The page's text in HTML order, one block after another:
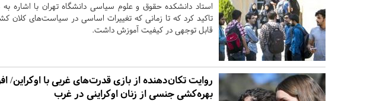
استاد دانشکده حقوق و علوم سیاسی دانشگاه تهران با اشاره
تاکید کرد که تا زمانی که تغییرات اساسی در سیاست‌های کلان
قابل توجهی در کیفیت آموزش داشت.
روایت تکان‌دهنده از بازی قدرت‌های غربی با اوکراین/
بهره‌کشی جنسی از زنان اوکراینی در غرب